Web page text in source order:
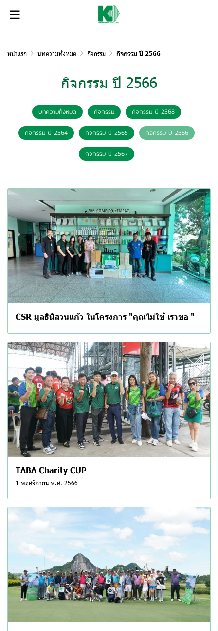
หน้าแรก บทความทั้งหมด กิจกรรม กิจกรรม ปี 2566
กิจกรรม ปี 2566
บทความทั้งหมด กิจกรรม กิจกรรม ปี 2568
กิจกรรม ปี 2564 กิจกรรม ปี 2565 กิจกรรม ปี 2566
กิจกรรม ปี 2567
CSR มูลธินิสวนแก้ว ในโครงการ "คุณไม่ใช้ เราขอ "
TABA Charity CUP
1 พฤศจิกายน พ.ศ. 2566